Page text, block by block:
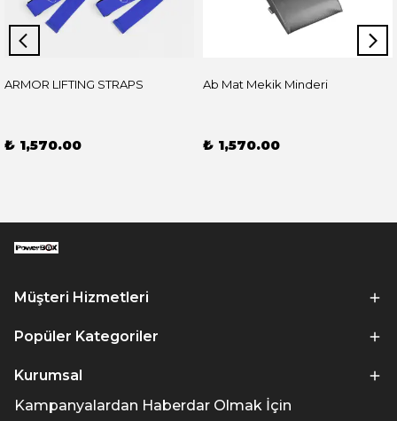
ARMOR LIFTING STRAPS
₺ 1,570.00
Ab Mat Mekik Minderi
₺ 1,570.00
Müşteri Hizmetleri
Popüler Kategoriler
Kurumsal
Kampanyalardan Haberdar Olmak İçin